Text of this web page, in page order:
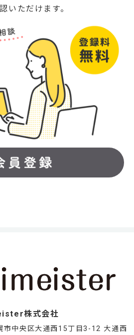
いただけます。
株式会社
中央区大通西15丁目3-12 大通西